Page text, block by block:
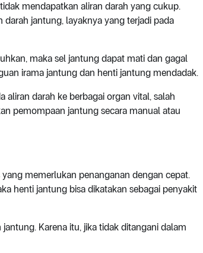
mendapatkan aliran darah yang cukup.
jantung, layaknya yang terjadi pada
maka sel jantung dapat mati dan gagal
irama jantung dan henti jantung mendadak.
darah ke berbagai organ vital, salah
pemompaan jantung secara manual atau
memerlukan penanganan dengan cepat.
henti jantung bisa dikatakan sebagai penyakit
Karena itu, jika tidak ditangani dalam